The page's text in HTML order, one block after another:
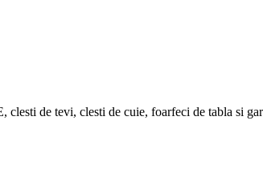
clesti de tevi, clesti de cuie, foarfeci de tabla si